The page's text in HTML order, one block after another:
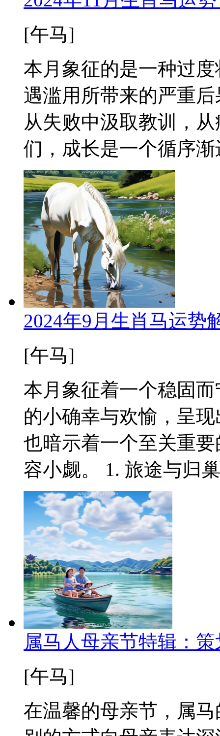
[午马]
本月象征的是一种过
遇滥用所带来的严重
从失败中汲取教训，
们，成长是一个循序
2024年9月生肖马运势
[午马]
本月象征着一个稳固
的小确幸与欢愉，呈
也暗示着一个至关重
容小觑。 1. 旅途与归
属马人母亲节特辑：
[午马]
在温馨的母亲节，属